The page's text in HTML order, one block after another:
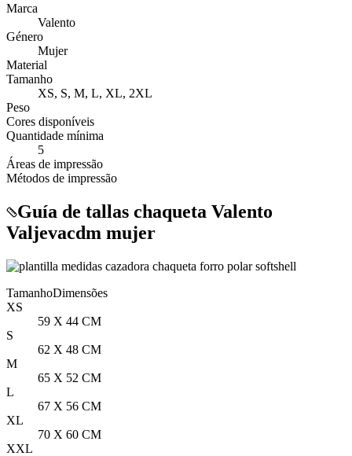
Marca
Valento
Género
Mujer
Material
Tamanho
XS, S, M, L, XL, 2XL
Peso
Cores disponíveis
Quantidade mínima
5
Áreas de impressão
Métodos de impressão
Guía de tallas chaqueta Valento
Valjevacdm mujer
TamanhoDimensões
XS
59 X 44 CM
S
62 X 48 CM
M
65 X 52 CM
L
67 X 56 CM
XL
70 X 60 CM
XXL